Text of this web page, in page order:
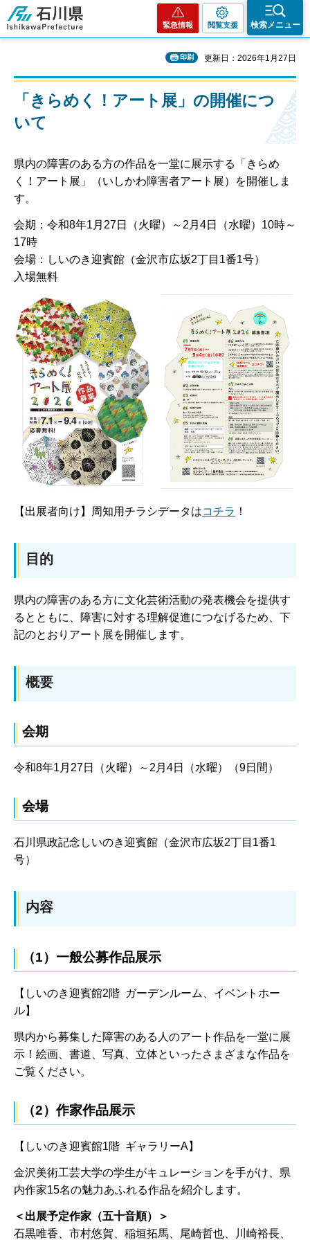
石川県
緊急情報 閲覧支援 検索メニュー
印刷 更新日：2026年1月27日
「きらめく！アート展」の開催につ
いて
県内の障害のある方の作品を一堂に展示する「きらめ
く！アート展」（いしかわ障害者アート展）を開催しま
す。
会期：令和8年1月27日（火曜）～2月4日（水曜）10時～
17時
会場：しいのき迎賓館（金沢市広坂2丁目1番1号）
入場無料
【出展者向け】周知用チラシデータはコチラ ！
目的
県内の障害のある方に文化芸術活動の発表機会を提供す
るとともに、障害に対する理解促進につなげるため、下
記のとおりアート展を開催します。
概要
会期
令和8年1月27日（火曜）～2月4日（水曜）（9日間）
会場
石川県政記念しいのき迎賓館（金沢市広坂2丁目1番1
号）
内容
（1）一般公募作品展示
【しいのき迎賓館2階 ガーデンルーム、イベントホー
ル】
県内から募集した障害のある人のアート作品を一堂に展
示！絵画、書道、写真、立体といったさまざまな作品を
ご覧ください。
（2）作家作品展示
【しいのき迎賓館1階 ギャラリーA】
金沢美術工芸大学の学生がキュレーションを手がけ、県
内作家15名の魅力あふれる作品を紹介します。
＜出展予定作家（五十音順）＞
石黒唯香、市村悠賀、稲垣拓馬、尾崎哲也、川崎裕長、